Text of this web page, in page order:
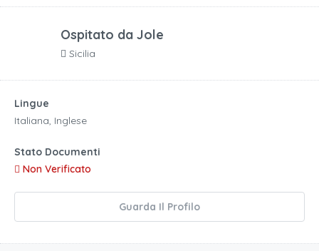
Ospitato da Jole
Sicilia
Lingue
Italiana, Inglese
Stato Documenti
Non Verificato
Guarda Il Profilo